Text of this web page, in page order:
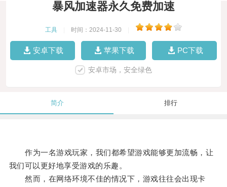
暴风加速器永久免费加速
工具 时间：2024-11-30
安卓下载 苹果下载 PC下载
安卓市场，安全绿色
简介 排行
作为一名游戏玩家，我们都希望游戏能够更加流畅，让
我们可以更好地享受游戏的乐趣。
然而，在网络环境不佳的情况下，游戏往往会出现卡